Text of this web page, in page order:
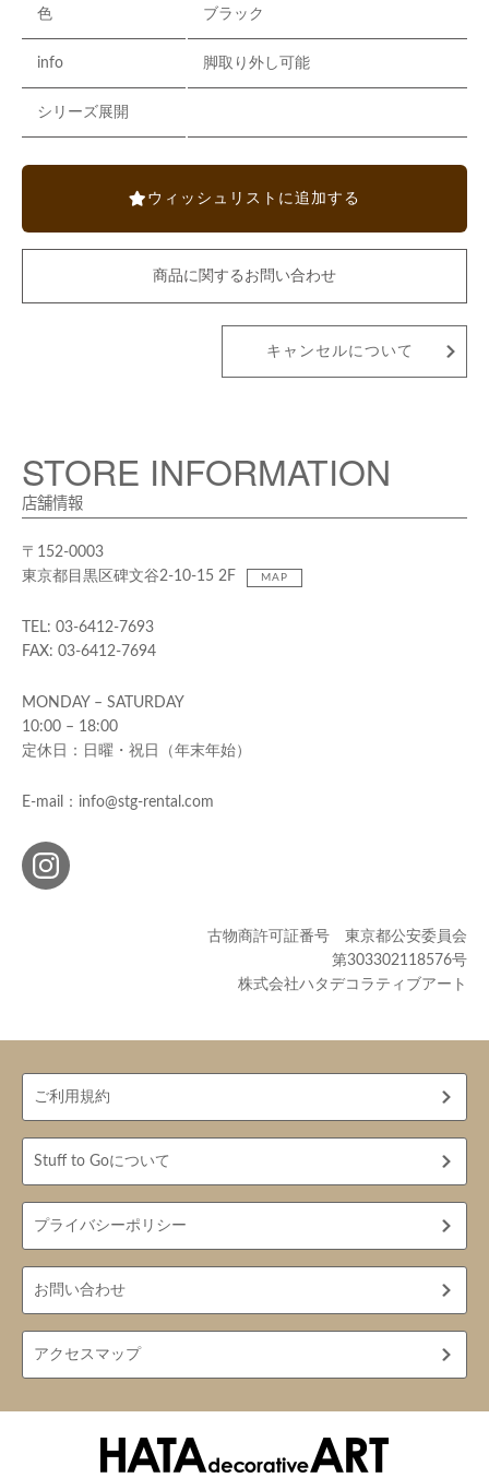
色 ブラック
info 脚取り外し可能
シリーズ展開
ウィッシュリストに追加する
商品に関するお問い合わせ
キャンセルについて
STORE INFORMATION
店舗情報
〒152-0003
東京都目黒区碑文谷2-10-15 2F
MAP
TEL: 03-6412-7693
FAX: 03-6412-7694
MONDAY – SATURDAY
10:00 – 18:00
定休日：日曜・祝日（年末年始）
E-mail：info@stg-rental.com
古物商許可証番号 東京都公安委員会
第303302118576号
株式会社ハタデコラティブアート
ご利用規約
Stuff to Goについて
プライバシーポリシー
お問い合わせ
アクセスマップ